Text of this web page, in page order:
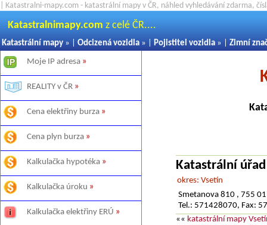
| Katastralni-mapy.com - katastrální mapy v ČR, náhled vyhledávání zdarma,
Katastralnimapy.com z celé ČR....
Katastrální mapy » | Odcizená vozidla » | Pojistitel vozidla » | Zimní
Moje IP adresa »
REALITY v ČR »
Cena elektřiny burza »
Cena plyn burza »
Kalkulačka hypotéka »
Kalkulačka úroku »
Kalkulačka elektřiny ERÚ »
Katastrální
okres: Vsetín
Smetanova 810 , 755
Tel.: 571428070, Fax:
«« katastrální mapy